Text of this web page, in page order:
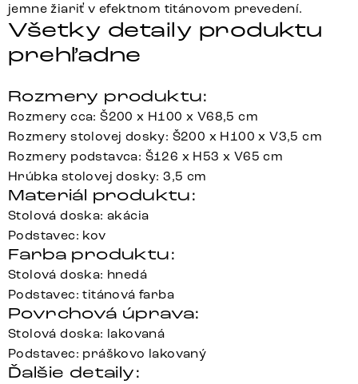
jemne žiariť v efektnom titánovom prevedení.
Všetky detaily produktu
prehľadne
Rozmery produktu:
Rozmery cca: Š200 x H100 x V68,5 cm
Rozmery stolovej dosky: Š200 x H100 x V3,5 cm
Rozmery podstavca: Š126 x H53 x V65 cm
Hrúbka stolovej dosky: 3,5 cm
Materiál produktu:
Stolová doska: akácia
Podstavec: kov
Farba produktu:
Stolová doska: hnedá
Podstavec: titánová farba
Povrchová úprava:
Stolová doska: lakovaná
Podstavec: práškovo lakovaný
Ďalšie detaily: